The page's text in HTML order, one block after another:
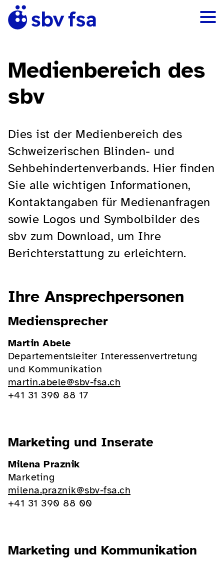
Medienbereich des
sbv
Dies ist der Medienbereich des
Schweizerischen Blinden- und
Sehbehindertenverbands. Hier finden
Sie alle wichtigen Informationen,
Kontaktangaben für Medienanfragen
sowie Logos und Symbolbilder des
sbv zum Download, um Ihre
Berichterstattung zu erleichtern.
Ihre Ansprechpersonen
Mediensprecher
Martin Abele
Departementsleiter Interessenvertretung
und Kommunikation
martin.abele@sbv-fsa.ch
+41 31 390 88 17
Marketing und Inserate
Milena Praznik
Marketing
milena.praznik@sbv-fsa.ch
+41 31 390 88 00
Marketing und Kommunikation